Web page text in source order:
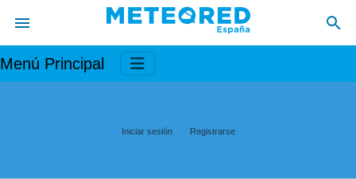
Menú Principal
Iniciar sesión Registrarse